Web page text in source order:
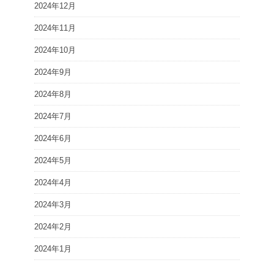
2024年12月
2024年11月
2024年10月
2024年9月
2024年8月
2024年7月
2024年6月
2024年5月
2024年4月
2024年3月
2024年2月
2024年1月